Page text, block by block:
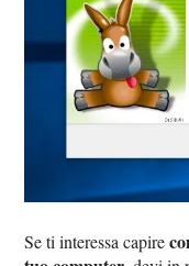
Se ti interessa capire